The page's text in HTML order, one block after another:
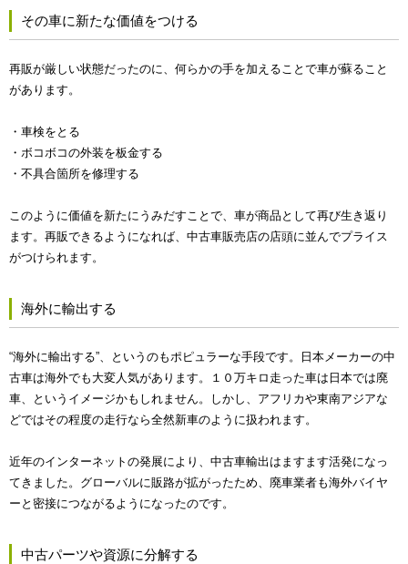
その車に新たな価値をつける
再販が厳しい状態だったのに、何らかの手を加えることで車が蘇ること
があります。
・車検をとる
・ボコボコの外装を板金する
・不具合箇所を修理する
このように価値を新たにうみだすことで、車が商品として再び生き返り
ます。再販できるようになれば、中古車販売店の店頭に並んでプライス
がつけられます。
海外に輸出する
“海外に輸出する”、というのもポピュラーな手段です。日本メーカーの中
古車は海外でも大変人気があります。１０万キロ走った車は日本では廃
車、というイメージかもしれません。しかし、アフリカや東南アジアな
どではその程度の走行なら全然新車のように扱われます。
近年のインターネットの発展により、中古車輸出はますます活発になっ
てきました。グローバルに販路が拡がったため、廃車業者も海外バイヤ
ーと密接につながるようになったのです。
中古パーツや資源に分解する